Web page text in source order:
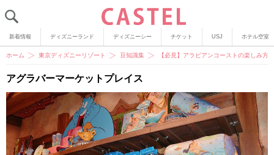
新着情報 ディズニーランド ディズニーシー チケット USJ ホテル空室
ホーム 東京ディズニーリゾート 豆知識集 【必見】アラビアンコーストの楽しみ
アグラバーマーケットプレイス